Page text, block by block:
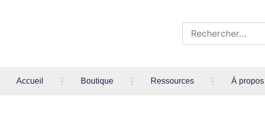
Accueil Boutique Ressources À propos